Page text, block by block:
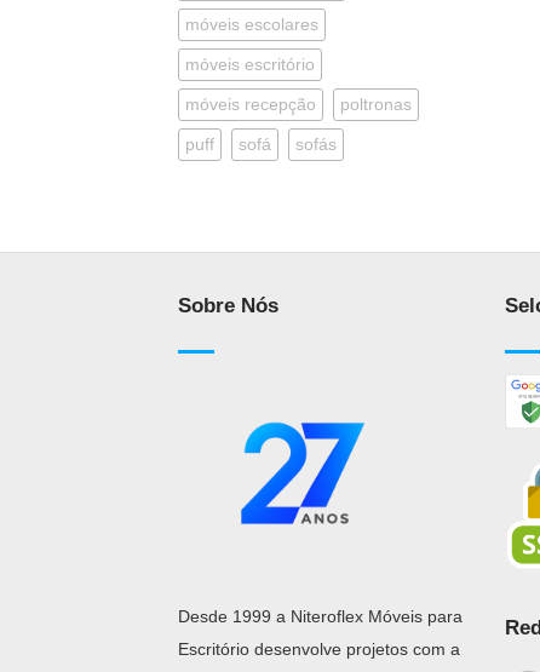
móveis escolares
móveis escritório
móveis recepção poltronas
puff sofá sofás
Sobre Nós
Desde 1999 a Niteroflex Móveis para
Escritório desenvolve projetos com a